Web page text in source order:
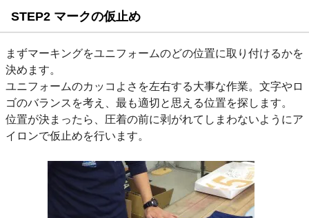
STEP2 マークの仮止め
まずマーキングをユニフォームのどの位置に取り付けるかを
決めます。
ユニフォームのカッコよさを左右する大事な作業。文字やロ
ゴのバランスを考え、最も適切と思える位置を探します。
位置が決まったら、圧着の前に剥がれてしまわないようにア
イロンで仮止めを行います。